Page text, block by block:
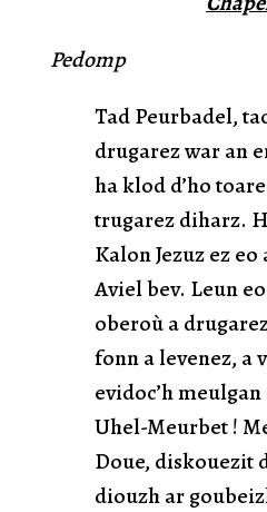
Pedomp
Tad Peurbadel,
drugarez war an
ha klod d’ho
trugarez diharz.
Kalon Jezuz ez
Aviel bev. Leun
oberoù a
fonn a levenez, a
evidoc’h
Uhel-Meurbet !
Doue, diskouezit
diouzh ar